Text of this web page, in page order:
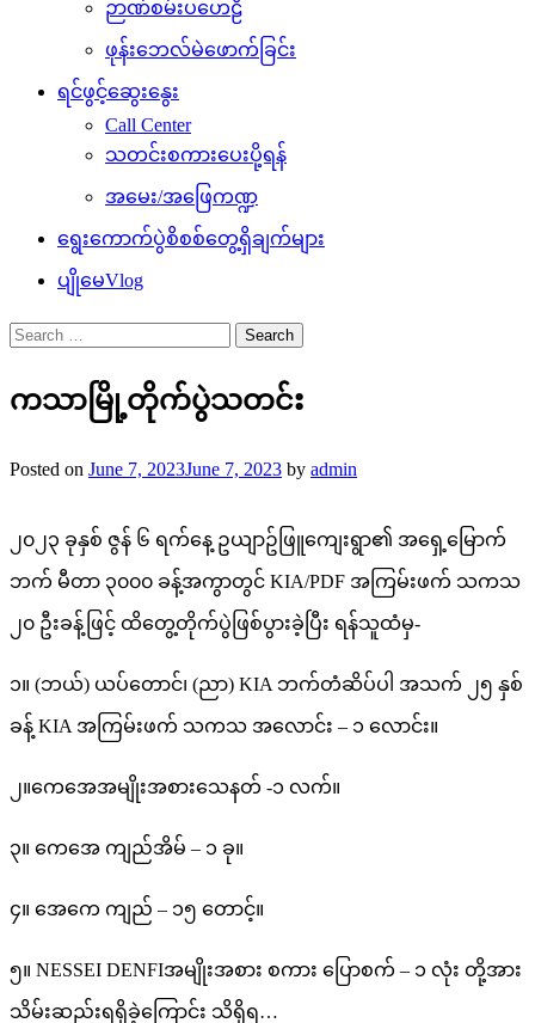
ဉာဏ်စမ်းပဟေဠိ
ဖုန်းဘေလ်မဲဖောက်ခြင်း
ရင်ဖွင့်ဆွေးနွေး
Call Center
သတင်းစကားပေးပို့ရန်
အမေး/အဖြေကဏ္ဍ
ရွေးကောက်ပွဲစိစစ်တွေ့ရှိချက်များ
ပျိုမေVlog
Search
for:
ကသာမြို့တိုက်ပွဲသတင်း
Posted on June 7, 2023June 7, 2023 by admin
၂၀၂၃ ခုနှစ် ဇွန် ၆ ရက်နေ့ ဥယျာဥ်ဖြူကျေးရွာ၏ အရှေ့မြောက်
ဘက် မီတာ ၃၀၀၀ ခန့်အကွာတွင် KIA/PDF အကြမ်းဖက် သကသ
၂၀ ဦးခန့်ဖြင့် ထိတွေ့တိုက်ပွဲဖြစ်ပွားခဲ့ပြီး ရန်သူထံမှ-
၁။ (ဘယ်) ယပ်တောင်၊ (ညာ) KIA ဘက်တံဆိပ်ပါ အသက် ၂၅ နှစ်
ခန့် KIA အကြမ်းဖက် သကသ အလောင်း – ၁ လောင်း။
၂။ကေအေအမျိုးအစားသေနတ် -၁ လက်။
၃။ ကေအေ ကျည်အိမ် – ၁ ခု။
၄။ အေကေ ကျည် – ၁၅ တောင့်။
၅။ NESSEI DENFIအမျိုးအစား စကား ပြောစက် – ၁ လုံး တို့အား
သိမ်းဆည်းရရှိခဲ့ကြောင်း သိရှိရ…